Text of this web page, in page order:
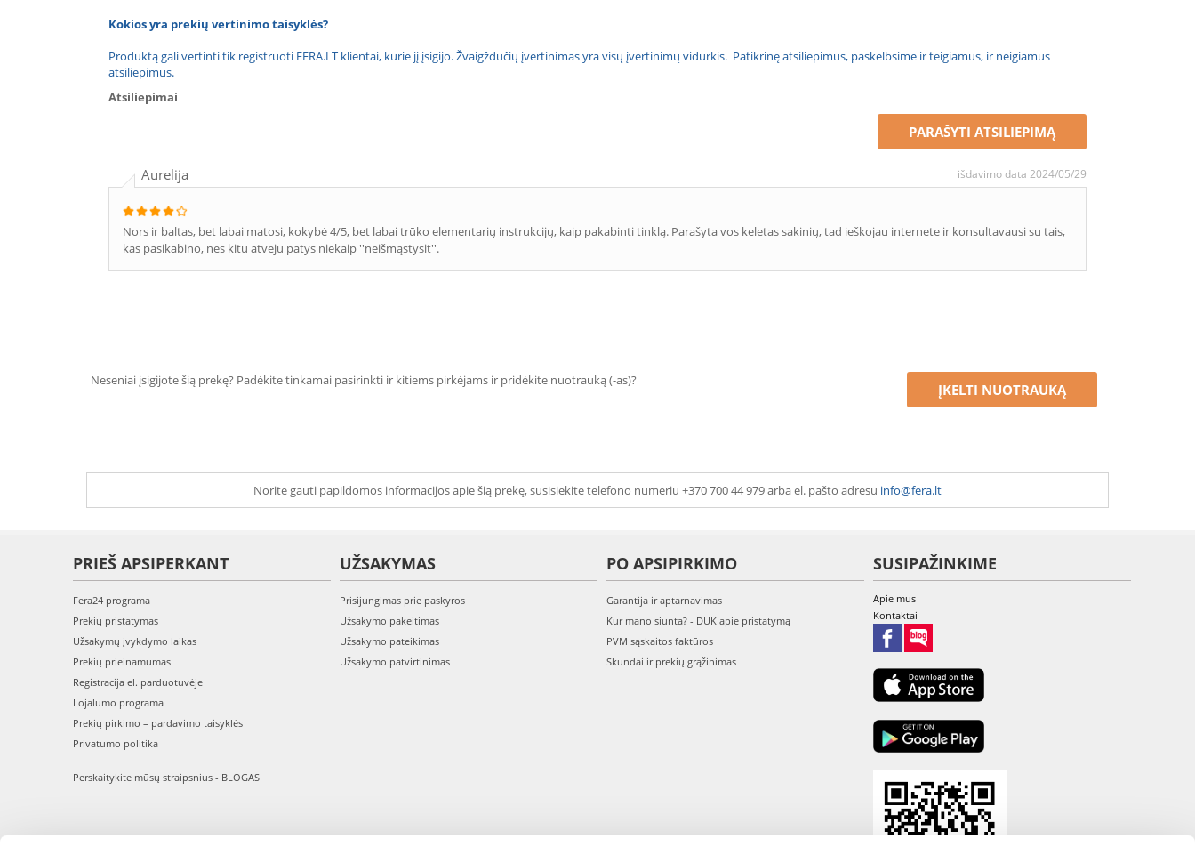
Kokios yra prekių vertinimo taisyklės?
Produktą gali vertinti tik registruoti FERA.LT klientai, kurie jį įsigijo. Žvaigždučių įvertinimas yra visų įvertinimų vidurkis. Patikrinę atsiliepimus, paskelbsime ir teigiamus, ir neigiamus
atsiliepimus.
Atsiliepimai
PARAŠYTI ATSILIEPIMĄ
Aurelija išdavimo data 2024/05/29
Nors ir baltas, bet labai matosi, kokybė 4/5, bet labai trūko elementarių instrukcijų, kaip pakabinti tinklą. Parašyta vos keletas sakinių, tad ieškojau internete ir konsultavausi su tais,
kas pasikabino, nes kitu atveju patys niekaip ''neišmąstysit''.
Neseniai įsigijote šią prekę? Padėkite tinkamai pasirinkti ir kitiems pirkėjams ir pridėkite nuotrauką (-as)?
ĮKELTI NUOTRAUKĄ
Norite gauti papildomos informacijos apie šią prekę, susisiekite telefono numeriu +370 700 44 979 arba el. pašto adresu info@fera.lt
PRIEŠ APSIPERKANT
Fera24 programa
Prekių pristatymas
Užsakymų įvykdymo laikas
Prekių prieinamumas
Registracija el. parduotuvėje
Lojalumo programa
Prekių pirkimo – pardavimo taisyklės
Privatumo politika
Perskaitykite mūsų straipsnius - BLOGAS
UŽSAKYMAS
Prisijungimas prie paskyros
Užsakymo pakeitimas
Užsakymo pateikimas
Užsakymo patvirtinimas
PO APSIPIRKIMO
Garantija ir aptarnavimas
Kur mano siunta? - DUK apie pristatymą
PVM sąskaitos faktūros
Skundai ir prekių grąžinimas
SUSIPAŽINKIME
Apie mus
Kontaktai